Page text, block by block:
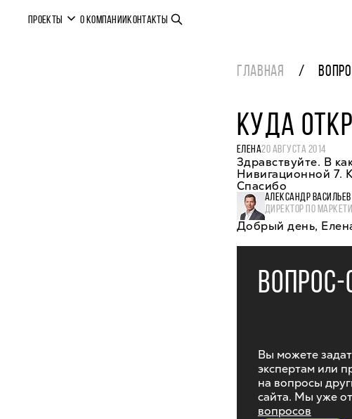
ПРОЕКТЫ О КОМПАНИИКОНТАКТЫ
ГЛАВНАЯ
КУДА
ЕЛЕНА20 АВГУСТА 2014
Здравствуйте. В
Нивигационной 7.
Спасибо
АЛЕКСАНДР ВАСИЛЬЕВ
ДИРЕКТОР ПО
Добрый день,
ВОПРОС-
Вы можете
экспертам или
на вопросы
сайта. Мы уже
вопросов